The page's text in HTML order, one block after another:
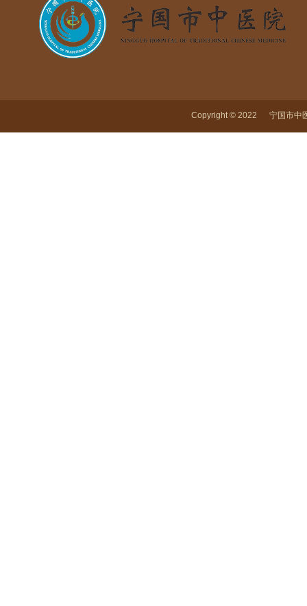
Copyright © 2022 宁国市